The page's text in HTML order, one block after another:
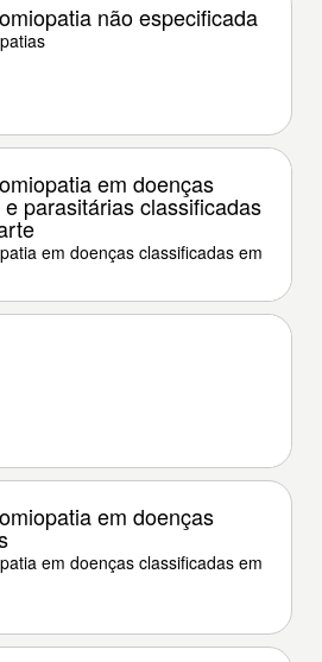
não especificada
em doenças
parasitárias classificadas
em doenças classificadas em
em doenças
em doenças classificadas em